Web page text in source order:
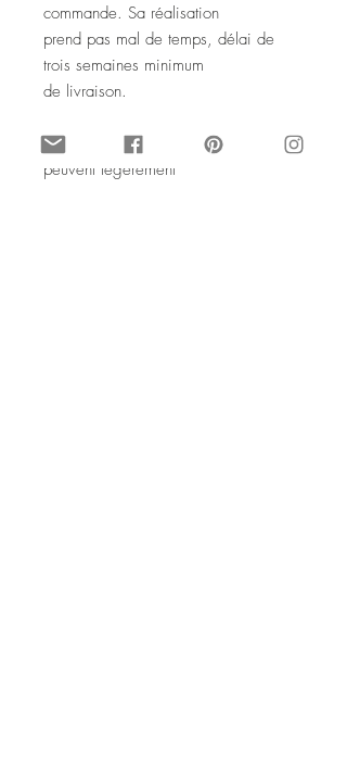
commande. Sa réalisation
prend pas mal de temps, délai de
trois semaines minimum
de livraison.
Les dimensions des assises et dossiers
peuvent légèrement